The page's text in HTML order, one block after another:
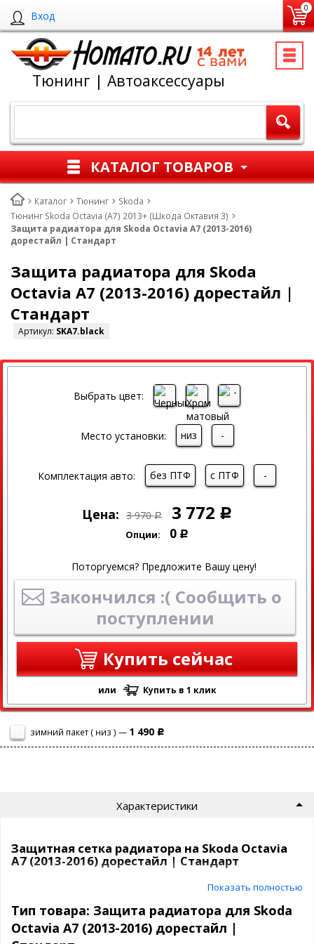
Вход
0
Тюнинг | Автоаксессуары
КАТАЛОГ ТОВАРОВ
Каталог Тюнинг
Skoda
Тюнинг Skoda Octavia (A7) 2013+ (Шкода Октавия 3)
Защита радиатора для Skoda Octavia A7 (2013-2016)
дорестайл | Стандарт
Защита радиатора для Skoda
Octavia A7 (2013-2016) дорестайл |
Стандарт
Артикул: SKA7.black
СКИДКА
Выбрать цвет:
Место установки: низ -
Комплектация авто: без ПТФ с ПТФ -
Цена: 3 970 Р 3 772 Р
Опции: 0 Р
Поторгуемся? Предложите Вашу цену!
Закончился :( Сообщить о
поступлении
Купить сейчас
или Купить в 1 клик
зимний пакет ( низ ) — 1 490 Р
Характеристики
Защитная сетка радиатора на Skoda Octavia
A7 (2013-2016) дорестайл | Стандарт
Сетка на радиатор Skoda Octavia A7 (2013-2016) дорестайл
защитит ваш автомобиль от насекомых, камней, мусора и
выглядит просто отлично!
Показать полностью
Тип товара: Защита радиатора для Skoda
Octavia A7 (2013-2016) дорестайл |